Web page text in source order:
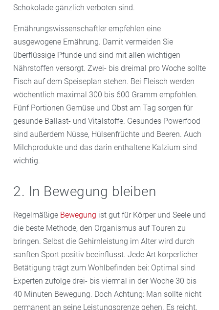
Schokolade gänzlich verboten sind.
Ernährungswissenschaftler empfehlen eine
ausgewogene Ernährung. Damit vermeiden Sie
überflüssige Pfunde und sind mit allen wichtigen
Nährstoffen versorgt. Zwei- bis dreimal pro Woche sollte
Fisch auf dem Speiseplan stehen. Bei Fleisch werden
wöchentlich maximal 300 bis 600 Gramm empfohlen.
Fünf Portionen Gemüse und Obst am Tag sorgen für
gesunde Ballast- und Vitalstoffe. Gesundes Powerfood
sind außerdem Nüsse, Hülsenfrüchte und Beeren. Auch
Milchprodukte und das darin enthaltene Kalzium sind
wichtig.
2. In Bewegung bleiben
Regelmäßige Bewegung ist gut für Körper und Seele und
die beste Methode, den Organismus auf Touren zu
bringen. Selbst die Gehirnleistung im Alter wird durch
sanften Sport positiv beeinflusst. Jede Art körperlicher
Betätigung trägt zum Wohlbefinden bei: Optimal sind
Experten zufolge drei- bis viermal in der Woche 30 bis
40 Minuten Bewegung. Doch Achtung: Man sollte nicht
permanent an seine Leistungsgrenze gehen. Es reicht,